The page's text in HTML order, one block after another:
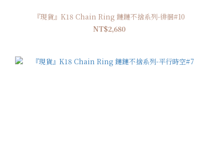
『現貨』K18 Chain Ring 鏈鏈不捨系列-徘徊#10
NT$2,680